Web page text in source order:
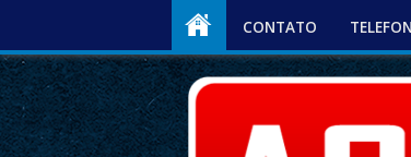
CONTATO